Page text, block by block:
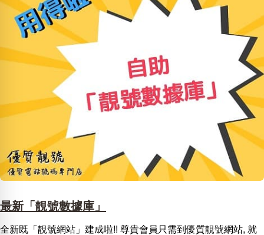
最新「靚號數據庫」
全新既「靚號網站」建成啦!! 尊貴會員只需到優質靚號網站, 就